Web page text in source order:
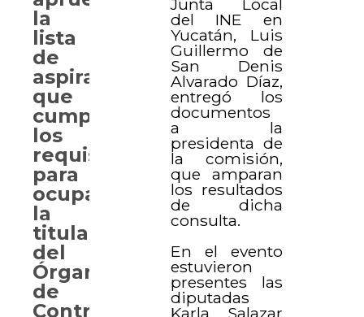
del INE en
Yucatán, Luis
Guillermo de
San Denis
Alvarado Díaz,
entregó los
documentos
a la
presidenta de
la comisión,
que amparan
los resultados
de dicha
consulta.
En el evento
estuvieron
presentes las
diputadas
Karla Salazar
la
lista
de
aspirantes
que
cumplen
los
requisitos
para
ocupar
la
titularidad
del
Órgano
de
Control